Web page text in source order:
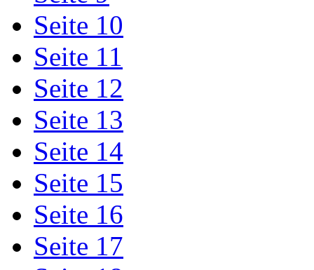
Seite 10
Seite 11
Seite 12
Seite 13
Seite 14
Seite 15
Seite 16
Seite 17